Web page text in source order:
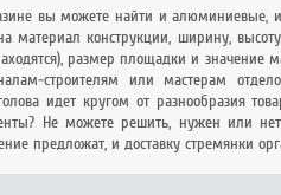
вы можете найти и алюминиевые,
материал конструкции, ширину,
размер площадки и
строителям или мастерам
идет кругом от разнообразия
Не можете решить, нужен или
предложат, и доставку стремянки